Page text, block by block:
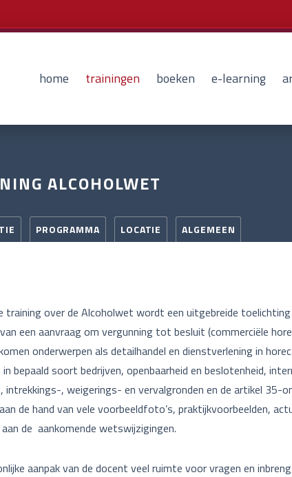
home trainingen boeken e-learning
ALCOHOLWET
PROGRAMMA LOCATIE ALGEMEEN
training over de Alcoholwet wordt een uitgebreide
een aanvraag om vergunning tot besluit (commerciële
onderwerpen als detailhandel en dienstverlening in
in bepaald soort bedrijven, openbaarheid en beslotenheid,
intrekkings-, weigerings- en vervalgronden en de artikel 35-
de hand van vele voorbeeldfoto’s, praktijkvoorbeelden,
de aankomende wetswijzigingen.
aanpak van de docent veel ruimte voor vragen en